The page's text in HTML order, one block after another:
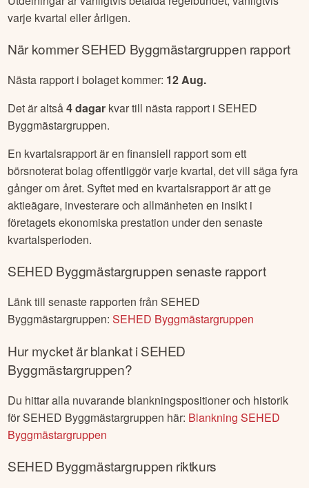
varje kvartal eller årligen.
När kommerSEHED Byggmästargruppen rapport
Nästa rapport i bolaget kommer: 12 Aug.
Det är altså4dagar kvar till nästa rapport iSEHED
Byggmästargruppen.
En kvartalsrapport är en finansiell rapport som ett
börsnoterat bolag offentliggör varje kvartal, det vill säga fyra
gånger om året. Syftet med en kvartalsrapport är att ge
aktieägare, investerare och allmänheten en insikt i
företagets ekonomiska prestation under den senaste
kvartalsperioden.
SEHED Byggmästargruppensenaste rapport
Länk till senaste rapporten frånSEHED
Byggmästargruppen:SEHED Byggmästargruppen
Hur mycket är blankat iSEHED
Byggmästargruppen?
Du hittar alla nuvarande blankningspositioner och historik
förSEHED Byggmästargruppen här: BlankningSEHED
Byggmästargruppen
SEHED Byggmästargruppen riktkurs